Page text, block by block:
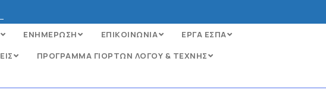
ΕΝΗΜΕΡΩΣΗ ΕΠΙΚΟΙΝΩΝΙΑ
ΕΡΓΑ ΕΣΠΑ
ΠΡΟΓΡΑΜΜΑ ΓΙΟΡΤΩΝ ΛΟΓΟΥ & ΤΕΧΝΗΣ